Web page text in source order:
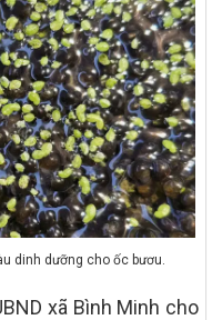
dinh dưỡng cho ốc bươu.
xã Bình Minh cho